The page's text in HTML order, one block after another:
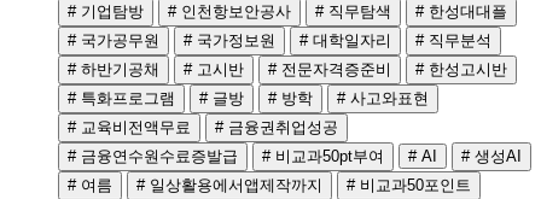
# 기업탐방
# 인천항보안공사 # 직무탐색
# 한성대대플
# 국가공무원
# 국가정보원 # 대학일자리
# 직무분석
# 하반기공채
# 고시반 # 전문자격증준비
# 한성고시반
# 특화프로그램
# 글방 # 방학
# 사고와표현
# 교육비전액무료
# 금융권취업성공
# 금융연수원수료증발급
# 비교과50pt부여 # AI
# 생성AI
# 여름
# 일상활용에서앱제작까지
# 비교과50포인트